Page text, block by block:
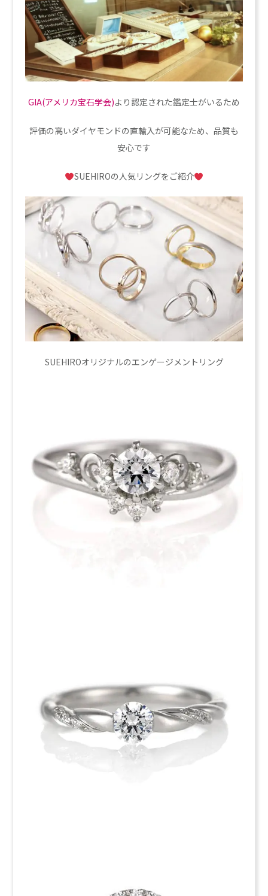
GIA(アメリカ宝石学会)より認定された鑑定士がいるため
評価の高いダイヤモンドの直輸入が可能なため、品質も
安心です
SUEHIROの人気リングをご紹介
SUEHIROオリジナルのエンゲージメントリング